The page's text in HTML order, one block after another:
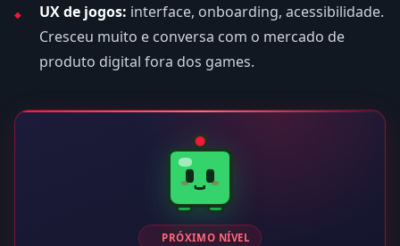
UX de jogos: interface, onboarding, acessibilidade.
Cresceu muito e conversa com o mercado de
produto digital fora dos games.
PRÓXIMO NÍVEL